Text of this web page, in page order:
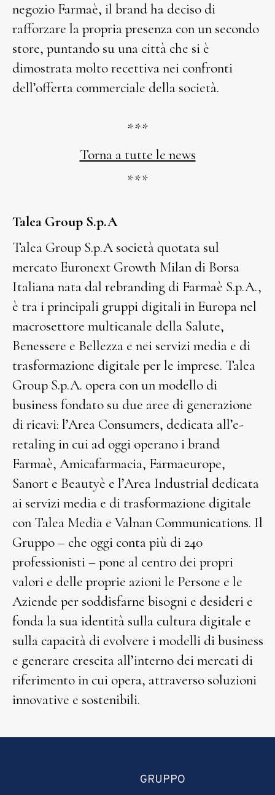
negozio Farmaè, il brand ha deciso di
rafforzare la propria presenza con un secondo
store, puntando su una città che si è
dimostrata molto recettiva nei confronti
dell’offerta commerciale della società.
***
Torna a tutte le news
***
Talea Group S.p.A
Talea Group S.p.A società quotata sul
mercato Euronext Growth Milan di Borsa
Italiana nata dal rebranding di Farmaè S.p.A.,
è tra i principali gruppi digitali in Europa nel
macrosettore multicanale della Salute,
Benessere e Bellezza e nei servizi media e di
trasformazione digitale per le imprese. Talea
Group S.p.A. opera con un modello di
business fondato su due aree di generazione
di ricavi: l’Area Consumers, dedicata all’e-
retaling in cui ad oggi operano i brand
Farmaè, Amicafarmacia, Farmaeurope,
Sanort e Beautyè e l’Area Industrial dedicata
ai servizi media e di trasformazione digitale
con Talea Media e Valnan Communications. Il
Gruppo – che oggi conta più di 240
professionisti – pone al centro dei propri
valori e delle proprie azioni le Persone e le
Aziende per soddisfarne bisogni e desideri e
fonda la sua identità sulla cultura digitale e
sulla capacità di evolvere i modelli di business
e generare crescita all’interno dei mercati di
riferimento in cui opera, attraverso soluzioni
innovative e sostenibili.
GRUPPO